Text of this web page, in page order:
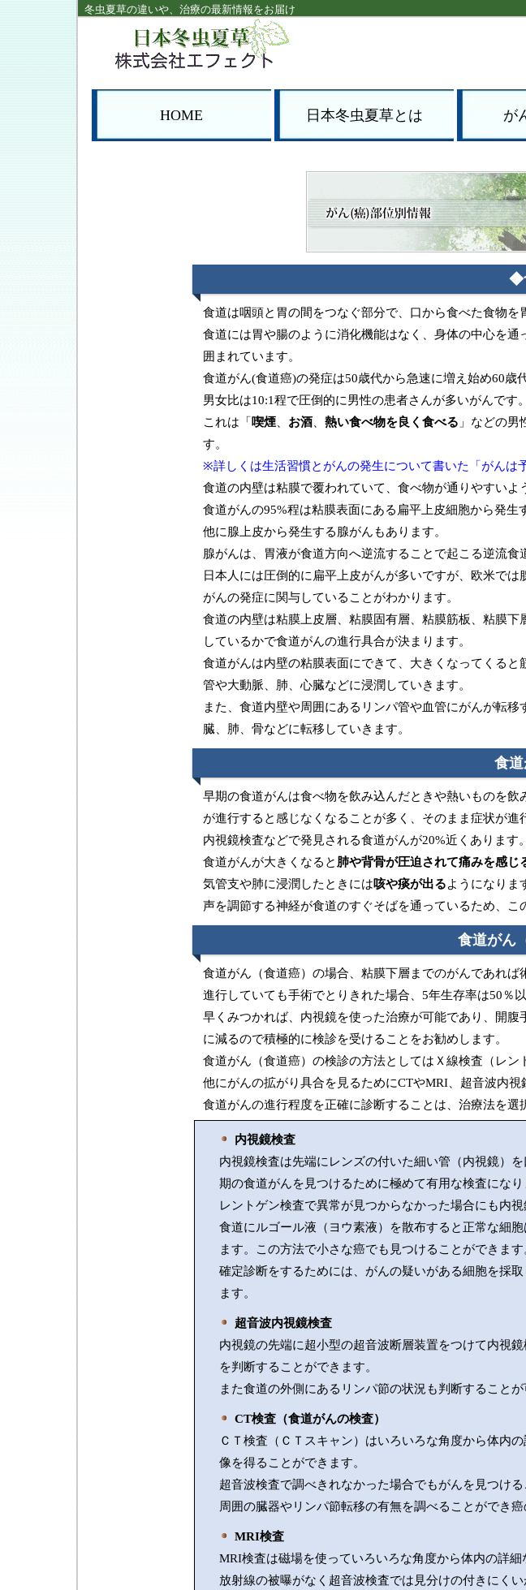
冬虫夏草の違いや、治療の最新情報をお届け
HOME 日本冬虫夏草とは が
◆
食道は咽頭と胃の間をつなぐ部分で、口から食べた食物を
食道には胃や腸のように消化機能はなく、身体の中心を
囲まれています。
食道がん(食道癌)の発症は50歳代から急速に増え始め60歳
男女比は10:1程で圧倒的に男性の患者さんが多いがんです。
これは「 喫煙、 お酒、 熱い食べ物を良く食べる 」などの
す。
※詳しくは生活習慣とがんの発生について書いた「がんは
食道の内壁は粘膜で覆われていて、食べ物が通りやすいよ
食道がんの95%程は粘膜表面にある扁平上皮細胞から発生
他に腺上皮から発生する腺がんもあります。
腺がんは、胃液が食道方向へ逆流することで起こる逆流食
日本人には圧倒的に扁平上皮がんが多いですが、欧米で
がんの発症に関与していることがわかります。
食道の内壁は粘膜上皮層、粘膜固有層、粘膜筋板、粘膜
しているかで食道がんの進行具合が決まります。
食道がんは内壁の粘膜表面にできて、大きくなってくる
管や大動脈、肺、心臓などに浸潤していきます。
また、食道内壁や周囲にあるリンパ管や血管にがんが転
臓、肺、骨などに転移していきます。
食
早期の食道がんは食べ物を飲み込んだときや熱いものを
が進行すると感じなくなることが多く、そのまま症状が
内視鏡検査などで発見される食道がんが20%近くあります。
食道がんが大きくなると 肺や背骨が圧迫されて痛みを感じ
気管支や肺に浸潤したときには咳や痰が出るようになりま
声を調節する神経が食道のすぐそばを通っているため、こ
食道がん
食道がん（食道癌）の場合、粘膜下層までのがんであれば
進行していても手術でとりきれた場合、5年生存率は50％
早くみつかれば、内視鏡を使った治療が可能であり、開
に減るので積極的に検診を受けることをお勧めします。
食道がん（食道癌）の検診の方法としてはＸ線検査（レン
他にがんの拡がり具合を見るためにCTやMRI、超音波内視
食道がんの進行程度を正確に診断することは、治療法を選
内視鏡検査
内視鏡検査は先端にレンズの付いた細い管（内視鏡）
期の食道がんを見つけるために極めて有用な検査になり
レントゲン検査で異常が見つからなかった場合にも内
食道にルゴール液（ヨウ素液）を散布すると正常な細
ます。この方法で小さな癌でも見つけることができます
確定診断をするためには、がんの疑いがある細胞を採
ます。
超音波内視鏡検査
内視鏡の先端に超小型の超音波断層装置をつけて内視
を判断することができます。
また食道の外側にあるリンパ節の状況も判断することが
CT検査（食道がんの検査）
ＣＴ検査（ＣＴスキャン）はいろいろな角度から体内
像を得ることができます。
超音波検査で調べきれなかった場合でもがんを見つける
周囲の臓器やリンパ節転移の有無を調べることができ
MRI検査
MRI検査は磁場を使っていろいろな角度から体内の詳細
放射線の被曝がなく超音波検査では見分けの付きにく